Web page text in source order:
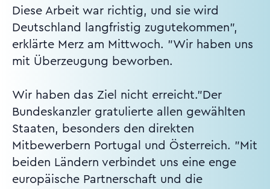
Diese Arbeit war richtig, und sie wird
Deutschland langfristig zugutekommen",
erklärte Merz am Mittwoch. "Wir haben uns
mit Überzeugung beworben.
Wir haben das Ziel nicht erreicht."Der
Bundeskanzler gratulierte allen gewählten
Staaten, besonders den direkten
Mitbewerbern Portugal und Österreich. "Mit
beiden Ländern verbindet uns eine enge
europäische Partnerschaft und die